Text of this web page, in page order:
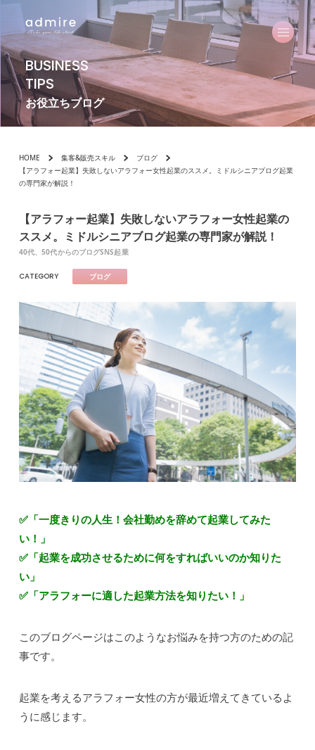
BUSINESS
TIPS
お役立ちブログ
HOME 集客&販売スキル
ブログ
【アラフォー起業】失敗しないアラフォー女性起業のススメ。ミドルシニアブログ起業
の専門家が解説！
【アラフォー起業】失敗しないアラフォー女性起業の
ススメ。ミドルシニアブログ起業の専門家が解説！
40代、50代からのブログSNS起業
CATEGORY ブログ
✅「一度きりの人生！会社勤めを辞めて起業してみた
い！」
✅「起業を成功させるために何をすればいいのか知りた
い」
✅「アラフォーに適した起業方法を知りたい！」
このブログページはこのようなお悩みを持つ方のための記
事です。
起業を考えるアラフォー女性の方が最近増えてきているよ
うに感じます。